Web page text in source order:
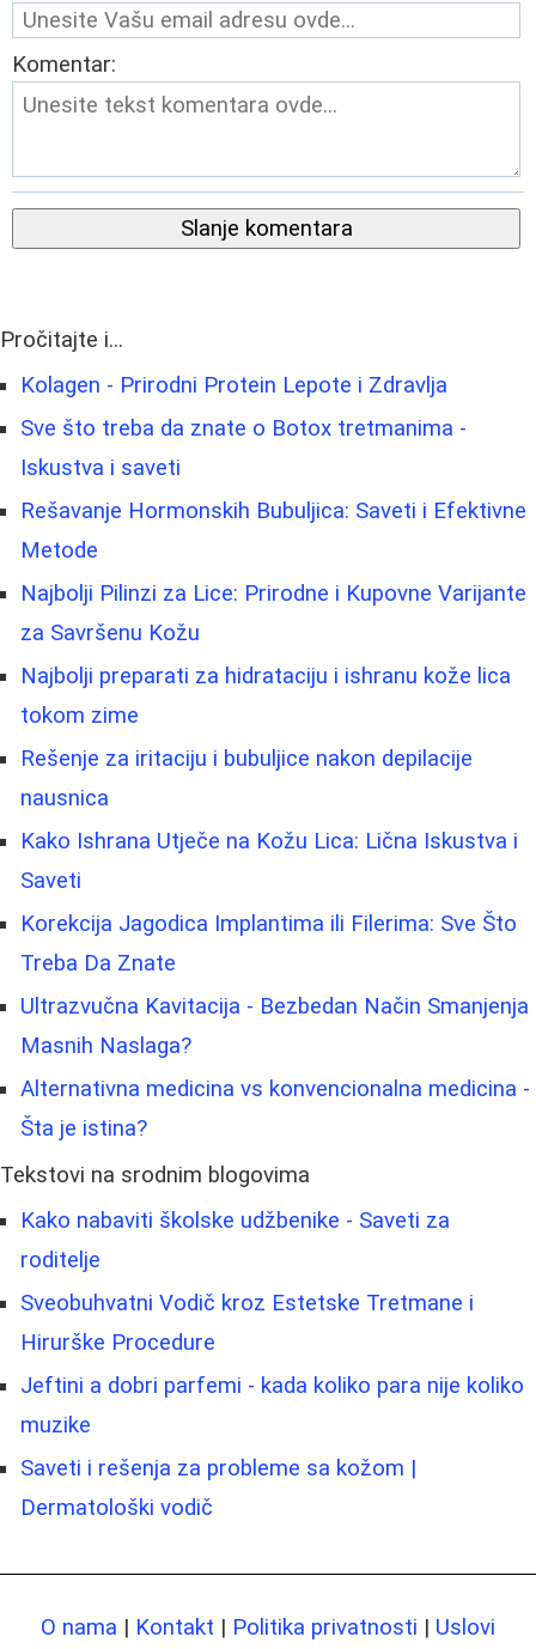
Komentar:
Slanje komentara
Pročitajte i...
Kolagen - Prirodni Protein Lepote i Zdravlja
Sve što treba da znate o Botox tretmanima -
Iskustva i saveti
Rešavanje Hormonskih Bubuljica: Saveti i Efektivne
Metode
Najbolji Pilinzi za Lice: Prirodne i Kupovne Varijante
za Savršenu Kožu
Najbolji preparati za hidrataciju i ishranu kože lica
tokom zime
Rešenje za iritaciju i bubuljice nakon depilacije
nausnica
Kako Ishrana Utječe na Kožu Lica: Lična Iskustva i
Saveti
Korekcija Jagodica Implantima ili Filerima: Sve Što
Treba Da Znate
Ultrazvučna Kavitacija - Bezbedan Način Smanjenja
Masnih Naslaga?
Alternativna medicina vs konvencionalna medicina -
Šta je istina?
Tekstovi na srodnim blogovima
Kako nabaviti školske udžbenike - Saveti za
roditelje
Sveobuhvatni Vodič kroz Estetske Tretmane i
Hirurške Procedure
Jeftini a dobri parfemi - kada koliko para nije koliko
muzike
Saveti i rešenja za probleme sa kožom |
Dermatološki vodič
O nama | Kontakt | Politika privatnosti | Uslovi